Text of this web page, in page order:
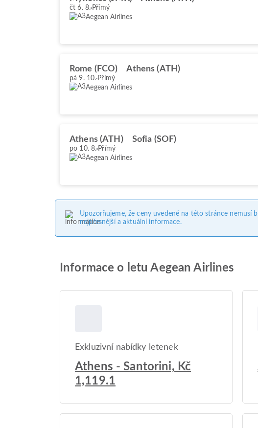
čt 6. 8. Přímý
Aegean Airlines
Rome (FCO) Athens (ATH)
pá 9. 10. Přímý
Aegean Airlines
Athens (ATH) Sofia (SOF)
po 10. 8. Přímý
Aegean Airlines
Upozorňujeme, že ceny uvedené na této stránce
nejpřesnější a aktuální informace.
Informace o letu Aegean Airlines
Exkluzivní nabídky letenek
Athens - Santorini, Kč
1,119.1